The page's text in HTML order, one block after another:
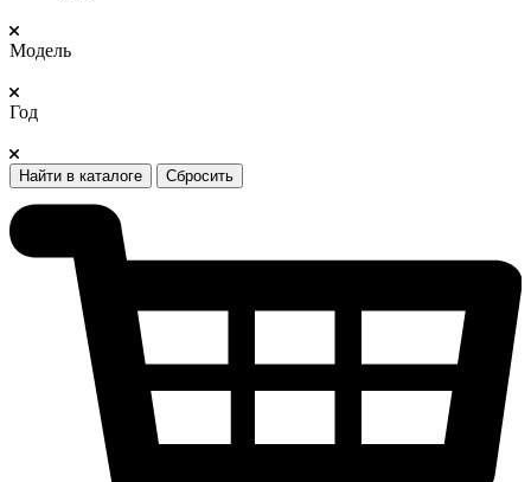
Модель
Год
Найти в каталоге Сбросить